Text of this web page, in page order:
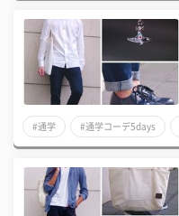
#通学 #通学コーデ5days